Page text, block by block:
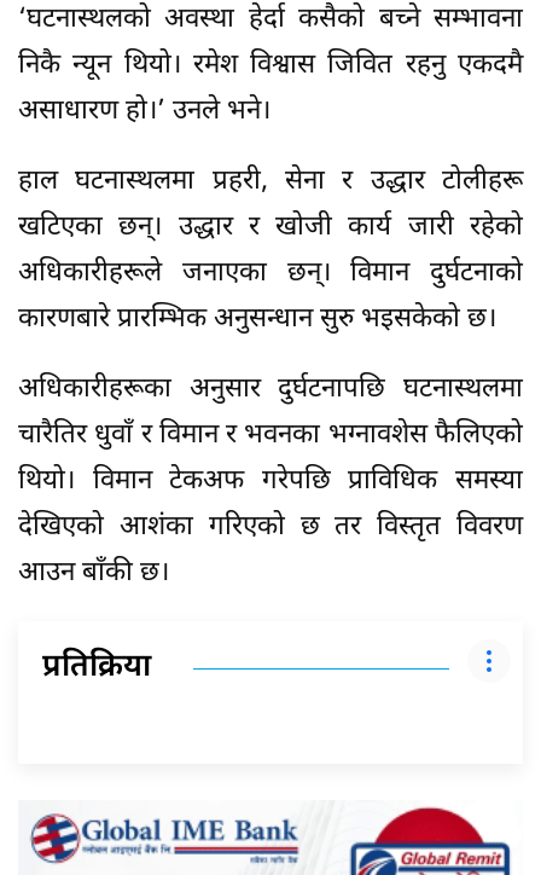
‘घटनास्थलको अवस्था हेर्दा कसैको बच्ने सम्भावना
निकै न्यून थियो। रमेश विश्वास जिवित रहनु एकदमै
असाधारण हो।’ उनले भने।
हाल घटनास्थलमा प्रहरी, सेना र उद्धार टोलीहरू
खटिएका छन्। उद्धार र खोजी कार्य जारी रहेको
अधिकारीहरूले जनाएका छन्। विमान दुर्घटनाको
कारणबारे प्रारम्भिक अनुसन्धान सुरु भइसकेको छ।
अधिकारीहरूका अनुसार दुर्घटनापछि घटनास्थलमा
चारैतिर धुवाँ र विमान र भवनका भग्नावशेस फैलिएको
थियो। विमान टेकअफ गरेपछि प्राविधिक समस्या
देखिएको आशंका गरिएको छ तर विस्तृत विवरण
आउन बाँकी छ।
प्रतिक्रिया